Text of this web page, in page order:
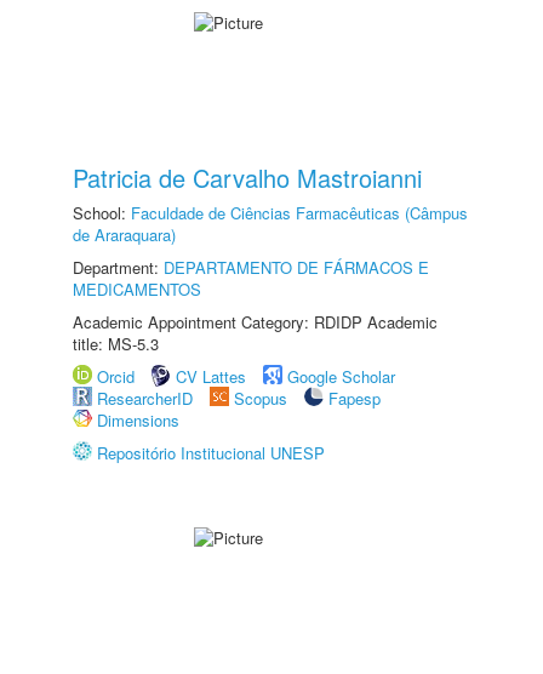
Patricia de Carvalho Mastroianni
School: Faculdade de Ciências Farmacêuticas (Câmpus
de Araraquara)
Department: DEPARTAMENTO DE FÁRMACOS E
MEDICAMENTOS
Academic Appointment Category: RDIDP Academic
title: MS-5.3
Orcid
CV Lattes
Google Scholar
ResearcherID
Scopus
Fapesp
Dimensions
Repositório Institucional UNESP